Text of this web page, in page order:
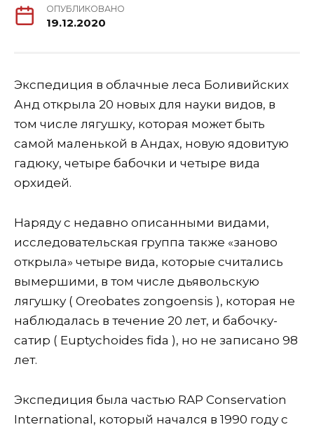
ОПУБЛИКОВАНО
19.12.2020
Экспедиция в облачные леса Боливийских
Анд открыла 20 новых для науки видов, в
том числе лягушку, которая может быть
самой маленькой в ​​Андах, новую ядовитую
гадюку, четыре бабочки и четыре вида
орхидей.
Наряду с недавно описанными видами,
исследовательская группа также «заново
открыла» четыре вида, которые считались
вымершими, в том числе дьявольскую
лягушку ( Oreobates zongoensis ), которая не
наблюдалась в течение 20 лет, и бабочку-
сатир ( Euptychoides fida ), но не записано 98
лет.
Экспедиция была частью RAP Conservation
International, который начался в 1990 году с